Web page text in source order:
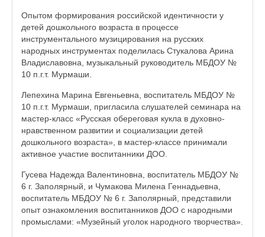
Опытом формирования российской идентичности у
детей дошкольного возраста в процессе
инструментального музицирования на русских
народных инструментах поделилась Стукалова Арина
Владиславовна, музыкальный руководитель МБДОУ №
10 п.г.т. Мурмаши.
Лепехина Марина Евгеньевна, воспитатель МБДОУ №
10 п.г.т. Мурмаши, пригласила слушателей семинара на
мастер-класс «Русская обереговая кукла в духовно-
нравственном развитии и социализации детей
дошкольного возраста», в мастер-классе принимали
активное участие воспитанники ДОО.
Гусева Надежда Валентиновна, воспитатель МБДОУ №
6 г. Заполярный, и Чумакова Милена Геннадьевна,
воспитатель МБДОУ № 6 г. Заполярный, представили
опыт ознакомления воспитанников ДОО с народными
промыслами: «Музейный уголок народного творчества».